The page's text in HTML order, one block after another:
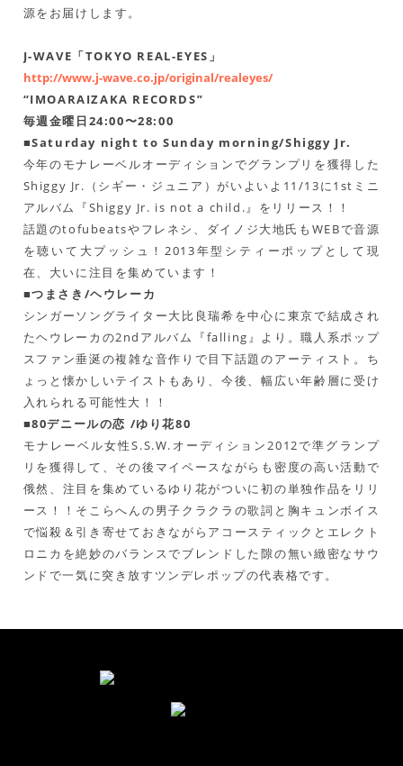
源をお届けします。
J-WAVE「TOKYO REAL-EYES」
http://www.j-wave.co.jp/original/realeyes/
“IMOARAIZAKA RECORDS”
毎週金曜日24:00〜28:00
■Saturday night to Sunday morning/Shiggy Jr.
今年のモナレーベルオーディションでグランプリを獲得した
Shiggy Jr.（シギー・ジュニア）がいよいよ11/13に1stミニ
アルバム『Shiggy Jr. is not a child.』をリリース！！
話題のtofubeatsやフレネシ、ダイノジ大地氏もWEBで音源
を聴いて大プッシュ！2013年型シティーポップとして現
在、大いに注目を集めています！
■つまさき/ヘウレーカ
シンガーソングライター大比良瑞希を中心に東京で結成され
たヘウレーカの2ndアルバム『falling』より。職人系ポップ
スファン垂涎の複雑な音作りで目下話題のアーティスト。ち
ょっと懐かしいテイストもあり、今後、幅広い年齢層に受け
入れられる可能性大！！
■80デニールの恋 /ゆり花80
モナレーベル女性S.S.W.オーディション2012で準グランプ
リを獲得して、その後マイペースながらも密度の高い活動で
俄然、注目を集めているゆり花がついに初の単独作品をリリ
ース！！そこらへんの男子クラクラの歌詞と胸キュンボイス
で悩殺＆引き寄せておきながらアコースティックとエレクト
ロニカを絶妙のバランスでブレンドした隙の無い緻密なサウ
ンドで一気に突き放すツンデレポップの代表格です。